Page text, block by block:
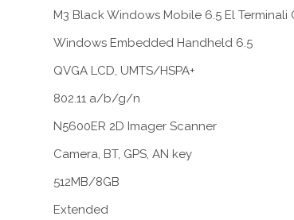
M3 Black Windows Mobile 6.5 El Terminali
Windows Embedded Handheld 6.5
QVGA LCD, UMTS/HSPA+
802.11 a/b/g/n
N5600ER 2D Imager Scanner
Camera, BT, GPS, AN key
512MB/8GB
Extended